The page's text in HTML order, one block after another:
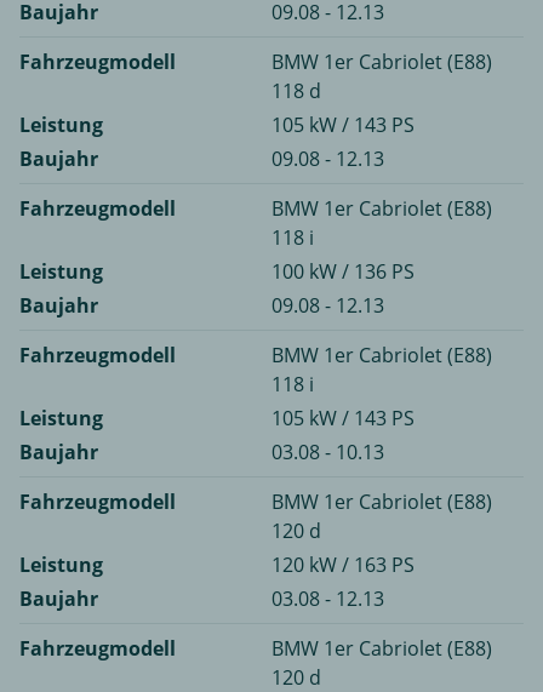
Baujahr
09.08 - 12.13
Fahrzeugmodell
BMW 1er Cabriolet (E88)
118 d
Leistung
105 kW / 143 PS
Baujahr
09.08 - 12.13
Fahrzeugmodell
BMW 1er Cabriolet (E88)
118 i
Leistung
100 kW / 136 PS
Baujahr
09.08 - 12.13
Fahrzeugmodell
BMW 1er Cabriolet (E88)
118 i
Leistung
105 kW / 143 PS
Baujahr
03.08 - 10.13
Fahrzeugmodell
BMW 1er Cabriolet (E88)
120 d
Leistung
120 kW / 163 PS
Baujahr
03.08 - 12.13
Fahrzeugmodell
BMW 1er Cabriolet (E88)
120 d